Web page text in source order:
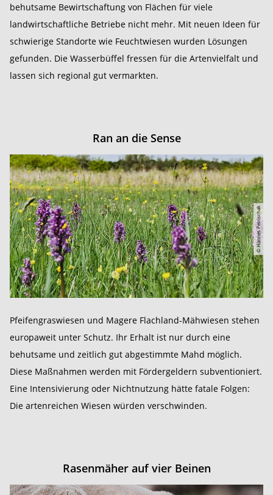
behutsame Bewirtschaftung von Flächen für viele
landwirtschaftliche Betriebe nicht mehr. Mit neuen Ideen für
schwierige Standorte wie Feuchtwiesen wurden Lösungen
gefunden. Die Wasserbüffel fressen für die Artenvielfalt und
lassen sich regional gut vermarkten.
Ran an die Sense
© Hannes Petrischak
Pfeifengraswiesen und Magere Flachland-Mähwiesen stehen
europaweit unter Schutz. Ihr Erhalt ist nur durch eine
behutsame und zeitlich gut abgestimmte Mahd möglich.
Diese Maßnahmen werden mit Fördergeldern subventioniert.
Eine Intensivierung oder Nichtnutzung hätte fatale Folgen:
Die artenreichen Wiesen würden verschwinden.
Rasenmäher auf vier Beinen